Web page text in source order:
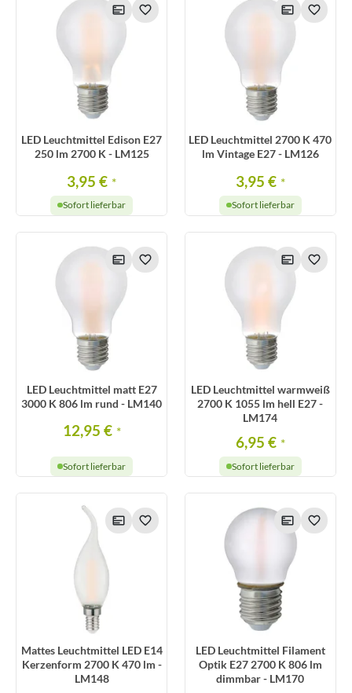
LED Leuchtmittel Edison E27
250 lm 2700 K - LM125
3,95 € *
Sofort lieferbar
LED Leuchtmittel 2700 K 470
lm Vintage E27 - LM126
3,95 € *
Sofort lieferbar
LED Leuchtmittel matt E27
3000 K 806 lm rund - LM140
12,95 € *
Sofort lieferbar
LED Leuchtmittel warmweiß
2700 K 1055 lm hell E27 -
LM174
6,95 € *
Sofort lieferbar
Mattes Leuchtmittel LED E14
Kerzenform 2700 K 470 lm -
LM148
LED Leuchtmittel Filament
Optik E27 2700 K 806 lm
dimmbar - LM170